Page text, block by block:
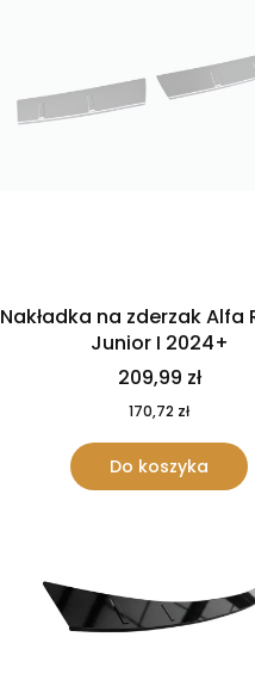
Nakładka na zderzak Alfa
Junior I 2024+
209,99 zł
170,72 zł
Do koszyka